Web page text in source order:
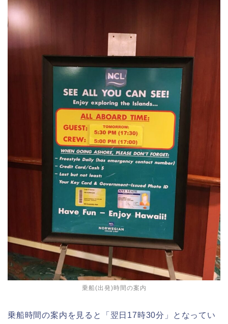
乗船(出発)時間の案内
乗船時間の案内を見ると「翌日17時30分」となってい